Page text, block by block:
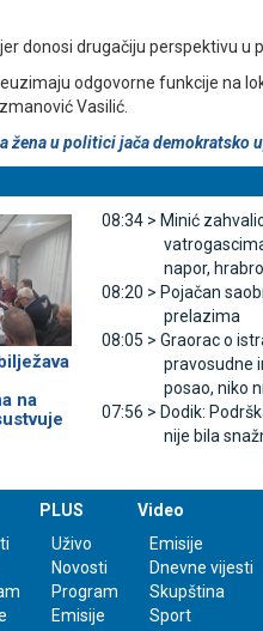
donosi drugačiju perspektivu u
odgovorne funkcije na
Vasilić.
žena u politici jača demokratsko
na
08:34 > Minić
napor,
08:20 > Pojačan
prelazima
08:05 > Graorac o
pravosudne
posao, niko
07:56 > Dodik:
nije bila
PLUS
Uživo
Novosti
Program
Emisije
Video
Emisije
Dnevne vijesti
Skupština
Sport